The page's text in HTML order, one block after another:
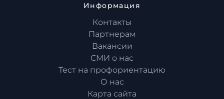
Информация
Контакты
Партнерам
Вакансии
СМИ о нас
Тест на профориентацию
О нас
Карта сайта